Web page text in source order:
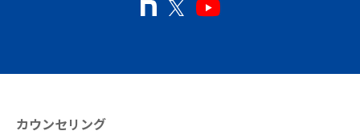
カウンセリング